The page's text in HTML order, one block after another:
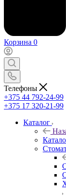
Корзина 0
Телефоны
+375 44 792-24-99
+375 17 320-21-99
Каталог